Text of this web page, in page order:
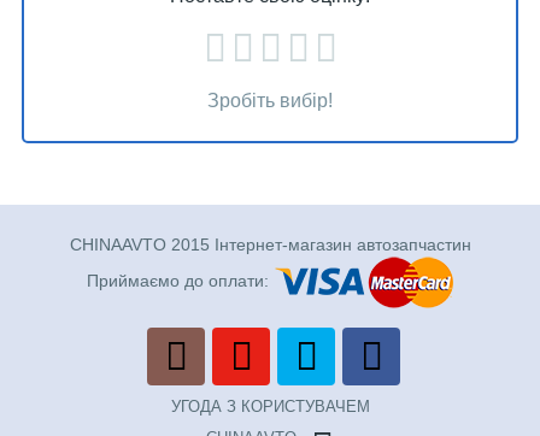
Зробіть вибір!
CHINAAVTO 2015 Інтернет-магазин автозапчастин
Приймаємо до оплати:
УГОДА З КОРИСТУВАЧЕМ